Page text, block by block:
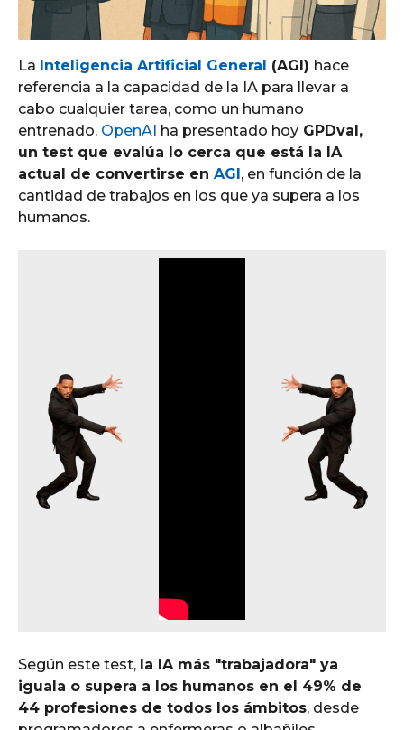
La Inteligencia Artificial General (AGI) hace
referencia a la capacidad de la IA para llevar a
cabo cualquier tarea, como un humano
entrenado. OpenAI ha presentado hoy GPDval,
un test que evalúa lo cerca que está la IA
actual de convertirse en AGI, en función de la
cantidad de trabajos en los que ya supera a los
humanos.
Según este test, la IA más "trabajadora" ya
iguala o supera a los humanos en el 49% de
44 profesiones de todos los ámbitos, desde